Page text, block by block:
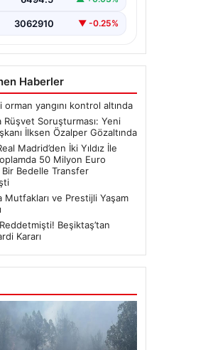
3062910 ▼ -0.25%
Haberler
orman yangını kontrol altında
Rüşvet Soruşturması: Yeni
İlksen Özalper Gözaltında
Madrid’den İki Yıldız İle
50 Milyon Euro
Bedelle Transfer
Mutfakları ve Prestijli Yaşam
Beşiktaş’tan
Kararı